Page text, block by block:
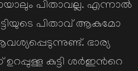
പിതാവല്ല. എന്നാല്‍
പിതാവ് ആകുമോ
ഭാര്യ
കുട്ടി ശര്‍ഇന്‍റെ